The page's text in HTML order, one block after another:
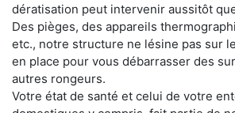
dératisation peut intervenir aussitôt
Des pièges, des appareils
etc., notre structure ne lésine pas sur
en place pour vous débarrasser des
autres rongeurs.
Votre état de santé et celui de votre